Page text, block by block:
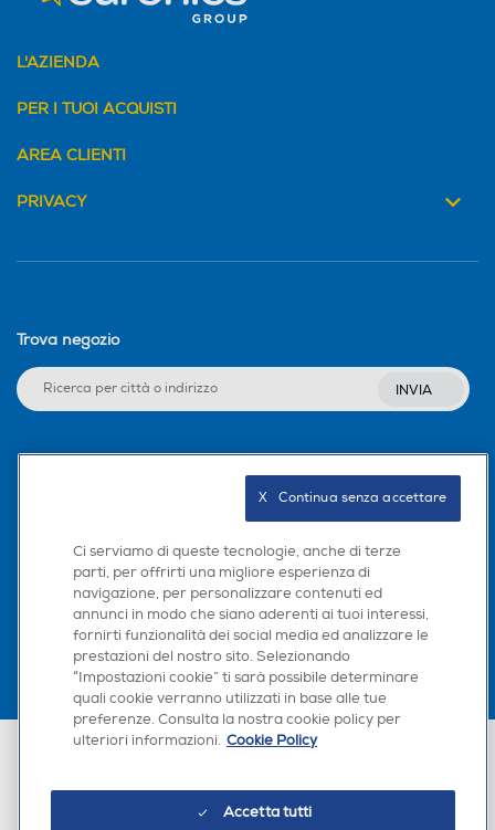
L'AZIENDA
PER I TUOI ACQUISTI
AREA CLIENTI
PRIVACY
Trova negozio
INVIA
Scarica la nostra app
Euronics Italia SpA. Sede legale Via Montefeltro, 6/a 20156 Milano
Ci serviamo di queste tecnologie, anche di terze
parti, per offrirti una migliore esperienza di
navigazione, per personalizzare contenuti ed
annunci in modo che siano aderenti ai tuoi interessi,
fornirti funzionalità dei social media ed analizzare le
prestazioni del nostro sito. Selezionando
“Impostazioni cookie” ti sarà possibile determinare
quali cookie verranno utilizzati in base alle tue
preferenze. Consulta la nostra cookie policy per
ulteriori informazioni. Cookie Policy
Accetta tutti
X   Continua senza accettare